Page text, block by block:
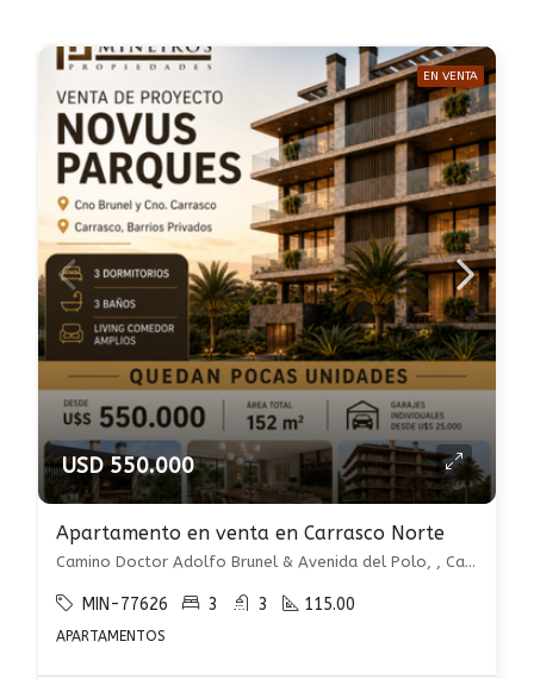
EN VENTA
USD 550.000
Apartamento en venta en Carrasco Norte
Camino Doctor Adolfo Brunel & Avenida del Polo, , Carrasco Norte
MIN-77626 3 3 115.00
APARTAMENTOS